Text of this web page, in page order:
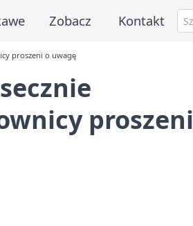
Zobacz Kontakt
proszeni o uwagę
proszeni